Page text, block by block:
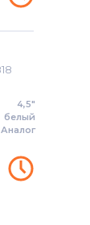
4,5"
белый
Аналог